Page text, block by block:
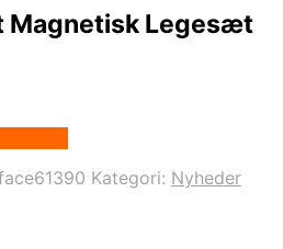
Magnetisk Legesæt
Kategori: Nyheder